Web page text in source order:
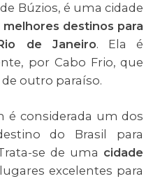
Búzios, é uma cidade
melhores destinos para
de Janeiro. Ela é
por Cabo Frio, que
outro paraíso.
é considerada um dos
do Brasil para
se de uma cidade
excelentes para